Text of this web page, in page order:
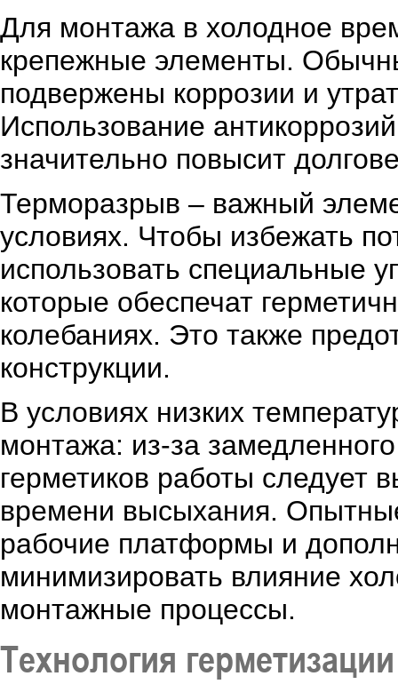
Для монтажа в холодное
крепежные элементы.
подвержены коррозии и
Использование
значительно повысит
Терморазрыв – важный
условиях. Чтобы избежать
использовать специальные
которые обеспечат
колебаниях. Это также
конструкции.
В условиях низких
монтажа: из-за
герметиков работы следует
времени высыхания.
рабочие платформы и
минимизировать влияние
монтажные процессы.
Технология